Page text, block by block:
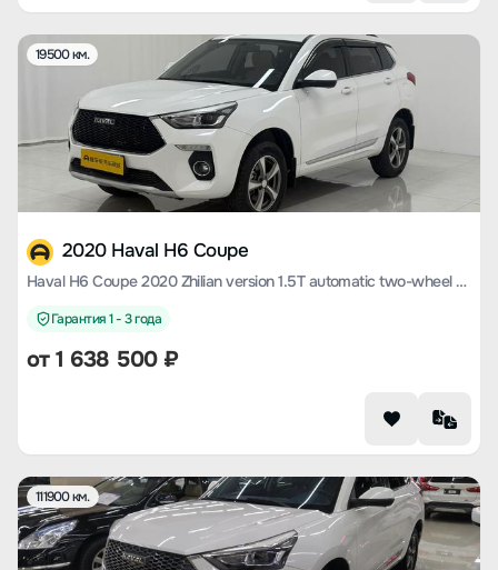
19500 км.
2020 Haval H6 Coupe
Haval H6 Coupe 2020 Zhilian version 1.5T automatic two-wheel drive elite type
Гарантия 1 - 3 года
от1 638 500₽
111900 км.